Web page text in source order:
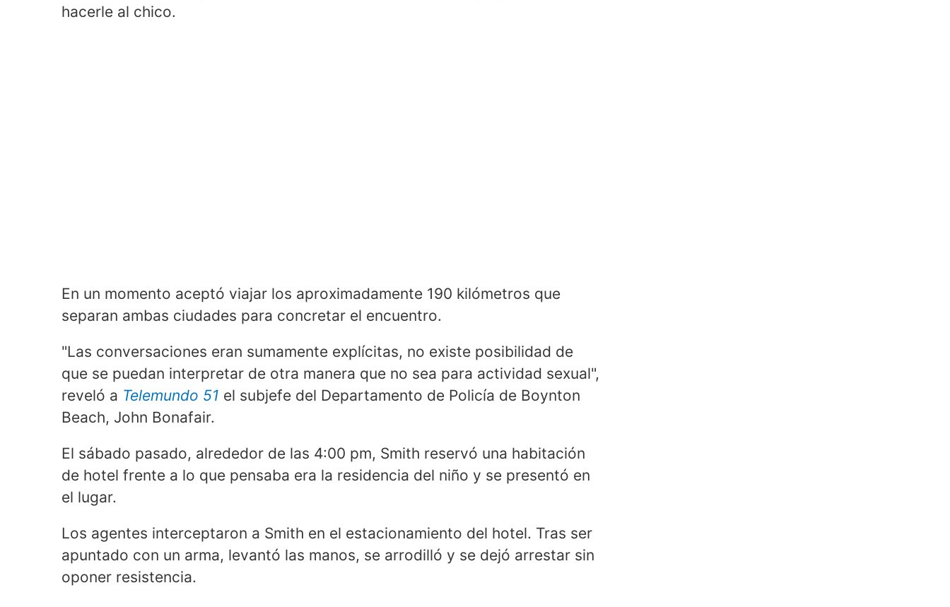
hacerle al chico.
En un momento aceptó viajar los aproximadamente 190 kilómetros que
separan ambas ciudades para concretar el encuentro.
"Las conversaciones eran sumamente explícitas, no existe posibilidad de
que se puedan interpretar de otra manera que no sea para actividad sexual",
reveló a Telemundo 51 el subjefe del Departamento de Policía de Boynton
Beach, John Bonafair.
El sábado pasado, alrededor de las 4:00 pm, Smith reservó una habitación
de hotel frente a lo que pensaba era la residencia del niño y se presentó en
el lugar.
Los agentes interceptaron a Smith en el estacionamiento del hotel. Tras ser
apuntado con un arma, levantó las manos, se arrodilló y se dejó arrestar sin
oponer resistencia.